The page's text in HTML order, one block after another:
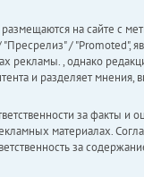
на сайте с
/ "Promoted",
рекламы. , однако
и разделяет мнения,
за факты и
материалах.
за